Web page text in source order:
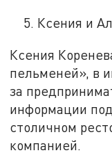
Ксения и
Ксения
пельменей», в
за
информации
столичном
компанией.